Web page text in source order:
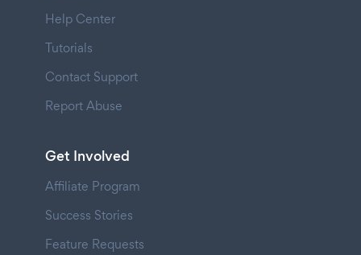
Help Center
Tutorials
Contact Support
Report Abuse
Get Involved
Affiliate Program
Success Stories
Feature Requests